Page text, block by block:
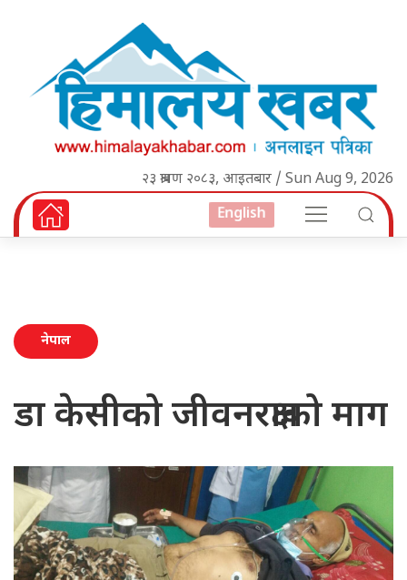
२३ श्रावण २०८३, आइतबार / Sun Aug 9, 2026
English
नेपाल
डा केसीको जीवनरक्षाको माग